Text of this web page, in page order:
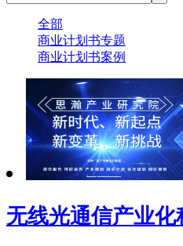
全部
商业计划书专题
商业计划书案例
无线光通信产业